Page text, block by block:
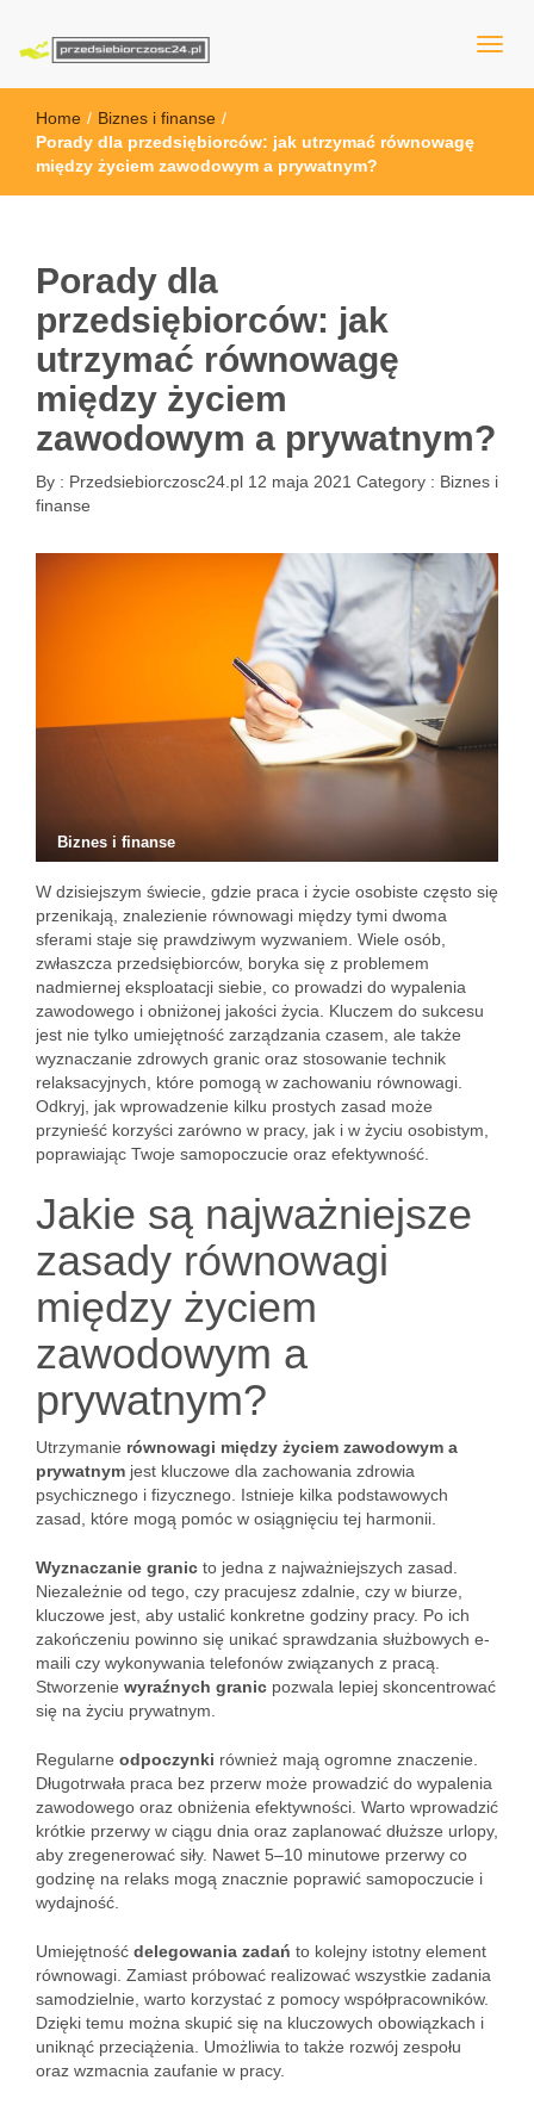
przedsiebiorczosc24.pl
Home / Biznes i finanse /
Porady dla przedsiębiorców: jak utrzymać równowagę
między życiem zawodowym a prywatnym?
Porady dla
przedsiębiorców: jak
utrzymać równowagę
między życiem
zawodowym a prywatnym?
By : Przedsiebiorczosc24.pl 12 maja 2021 Category : Biznes i
finanse
Biznes i finanse
W dzisiejszym świecie, gdzie praca i życie osobiste często się
przenikają, znalezienie równowagi między tymi dwoma
sferami staje się prawdziwym wyzwaniem. Wiele osób,
zwłaszcza przedsiębiorców, boryka się z problemem
nadmiernej eksploatacji siebie, co prowadzi do wypalenia
zawodowego i obniżonej jakości życia. Kluczem do sukcesu
jest nie tylko umiejętność zarządzania czasem, ale także
wyznaczanie zdrowych granic oraz stosowanie technik
relaksacyjnych, które pomogą w zachowaniu równowagi.
Odkryj, jak wprowadzenie kilku prostych zasad może
przynieść korzyści zarówno w pracy, jak i w życiu osobistym,
poprawiając Twoje samopoczucie oraz efektywność.
Jakie są najważniejsze
zasady równowagi
między życiem
zawodowym a
prywatnym?
Utrzymanie równowagi między życiem zawodowym a
prywatnym jest kluczowe dla zachowania zdrowia
psychicznego i fizycznego. Istnieje kilka podstawowych
zasad, które mogą pomóc w osiągnięciu tej harmonii.
Wyznaczanie granic to jedna z najważniejszych zasad.
Niezależnie od tego, czy pracujesz zdalnie, czy w biurze,
kluczowe jest, aby ustalić konkretne godziny pracy. Po ich
zakończeniu powinno się unikać sprawdzania służbowych e-
maili czy wykonywania telefonów związanych z pracą.
Stworzenie wyraźnych granic pozwala lepiej skoncentrować
się na życiu prywatnym.
Regularne odpoczynki również mają ogromne znaczenie.
Długotrwała praca bez przerw może prowadzić do wypalenia
zawodowego oraz obniżenia efektywności. Warto wprowadzić
krótkie przerwy w ciągu dnia oraz zaplanować dłuższe urlopy,
aby zregenerować siły. Nawet 5–10 minutowe przerwy co
godzinę na relaks mogą znacznie poprawić samopoczucie i
wydajność.
Umiejętność delegowania zadań to kolejny istotny element
równowagi. Zamiast próbować realizować wszystkie zadania
samodzielnie, warto korzystać z pomocy współpracowników.
Dzięki temu można skupić się na kluczowych obowiązkach i
uniknąć przeciążenia. Umożliwia to także rozwój zespołu
oraz wzmacnia zaufanie w pracy.